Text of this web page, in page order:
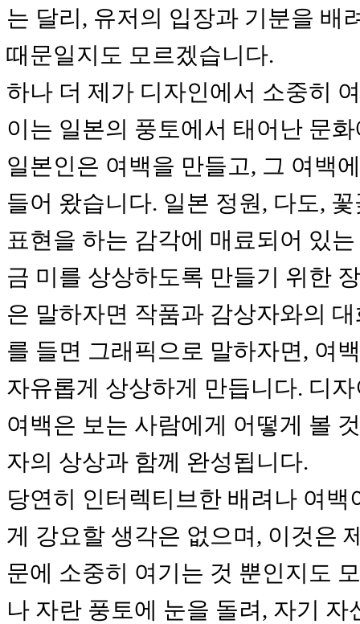
는 달리, 유저의 입장과 기분을 배
때문일지도 모르겠습니다.
하나 더 제가 디자인에서 소중히
이는 일본의 풍토에서 태어난 문
일본인은 여백을 만들고, 그 여백
들어 왔습니다. 일본 정원, 다도,
표현을 하는 감각에 매료되어 있
금 미를 상상하도록 만들기 위한
은 말하자면 작품과 감상자와의
를 들면 그래픽으로 말하자면, 여
자유롭게 상상하게 만듭니다. 디
여백은 보는 사람에게 어떻게 볼
자의 상상과 함께 완성됩니다.
당연히 인터렉티브한 배려나 여
게 강요할 생각은 없으며, 이것은
문에 소중히 여기는 것 뿐인지도
나 자란 풍토에 눈을 돌려, 자기